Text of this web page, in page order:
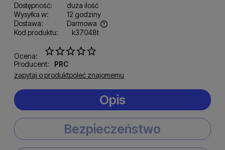
Dostępność:
duża ilość
Wysyłka w:
12 godziny
Dostawa:
Darmowa
Cena nie zawiera ewentualnych kosztów płatności
Kod produktu: k37048t
Ocena:
Producent:
PRC
zapytaj o produktpoleć znajomemu
Opis
Bezpieczeństwo